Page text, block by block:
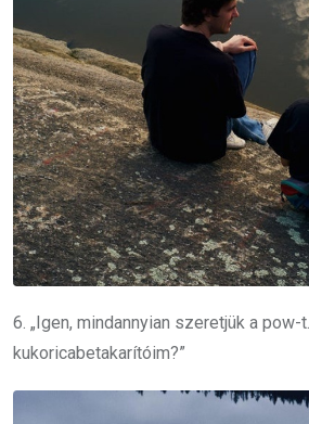
6. „Igen, mindannyian szeretjük a pow-
kukoricabetakarítóim?”